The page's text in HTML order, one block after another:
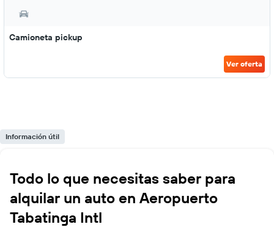
Camioneta pickup
Ver oferta
Información útil
Todo lo que necesitas saber para
alquilar un auto en Aeropuerto
Tabatinga Intl